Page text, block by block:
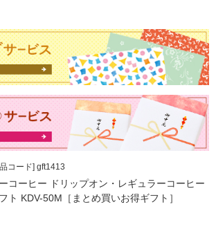
コード] gft1413
コーヒー ドリップオン・レギュラーコーヒー
ト KDV-50M［まとめ買いお得ギフト］